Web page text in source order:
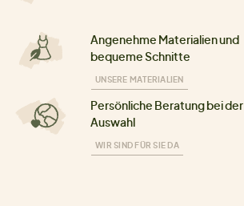
Angenehme Materialien und
bequeme Schnitte
UNSERE MATERIALIEN
Persönliche Beratung bei der
Auswahl
WIR SIND FÜR SIE DA